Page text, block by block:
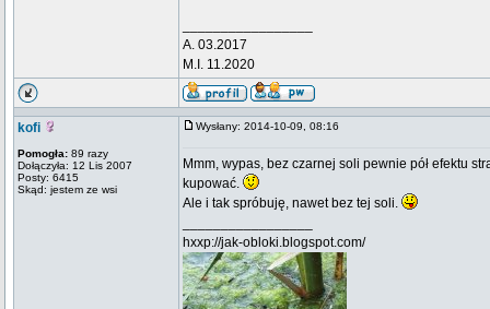
A. 03.2017
M.I. 11.2020
kofi
Pomogła: 89 razy
Dołączyła: 12 Lis 2007
Posty: 6415
Skąd: jestem ze wsi
Wysłany: 2014-10-09, 08:16
Mmm, wypas, bez czarnej soli pewnie pół efektu
kupować.
Ale i tak spróbuję, nawet bez tej soli.
hxxp://jak-obloki.blogspot.com/